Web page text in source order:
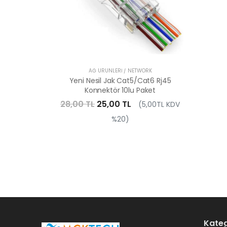
AĞ ÜRÜNLERI / NETWORK
Yeni Nesil Jak Cat5/Cat6 Rj45
Konnektör 10lu Paket
28,00 TL 25,00 TL
(5,00TL KDV
%20)